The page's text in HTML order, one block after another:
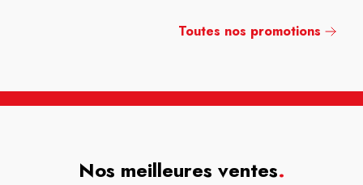
Toutes nos promotions
Nos meilleures ventes.